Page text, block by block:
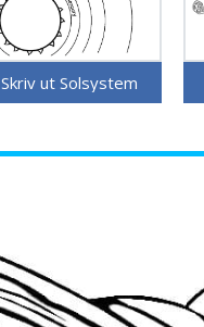
Skriv ut Solsystem